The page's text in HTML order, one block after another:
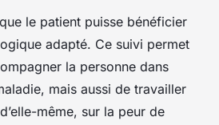
le patient puisse bénéficier
adapté. Ce suivi permet
la personne dans
mais aussi de travailler
même, sur la peur de